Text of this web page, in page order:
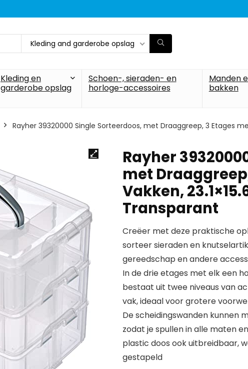
Kleding and garderobe opslag
Kleding en
garderobe opslag
Schoen-, sieraden- en
horloge-accessoires
Manden
bakken
Rayher 39320000 Single Sorteerdoos, met Draaggreep, 3 Etages
Rayher
met
Vakken,
Transparant
Creëer met deze praktische
sorteer sieraden en
gereedschap en andere
In de drie etages met elk een
bestaat uit twee niveaus van
vak, ideaal voor grotere
De scheidingswanden kunnen
zodat je spullen in alle maten
plastic doos ook uitbreidbaar,
gestapeld